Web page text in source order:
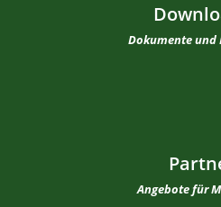
Dokumente und
Angebote für